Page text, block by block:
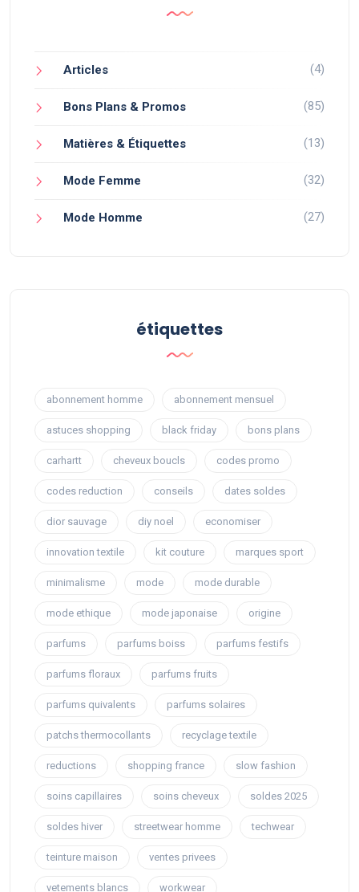
Articles (4)
Bons Plans & Promos (85)
Matières & Étiquettes (13)
Mode Femme (32)
Mode Homme (27)
étiquettes
abonnement homme abonnement mensuel
astuces shopping black friday bons plans
carhartt cheveux boucls codes promo
codes reduction conseils dates soldes
dior sauvage diy noel economiser
innovation textile kit couture marques sport
minimalisme mode mode durable
mode ethique mode japonaise origine
parfums parfums boiss parfums festifs
parfums floraux parfums fruits
parfums quivalents parfums solaires
patchs thermocollants recyclage textile
reductions shopping france slow fashion
soins capillaires soins cheveux soldes 2025
soldes hiver streetwear homme techwear
teinture maison ventes privees
vetements blancs workwear